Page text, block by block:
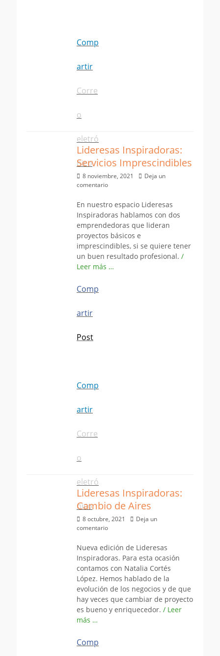
Comp
artir
Corre
o
eletró
nico
Lideresas Inspiradoras:
Servicios Imprescindibles
Publicado
el
8 noviembre, 2021
Deja un
comentario
En nuestro espacio Lideresas
Inspiradoras hablamos con dos
emprendedoras que lideran
proyectos básicos e
imprescindibles, si se quiere tener
un buen resultado profesional. /
Leer más …
Comp
artir
Post
Comp
artir
Corre
o
eletró
nico
Lideresas Inspiradoras:
Cambio de Aires
Publicado
el
8 octubre, 2021
Deja un
comentario
Nueva edición de Lideresas
Inspiradoras. Para esta ocasión
contamos con Natalia Cortés
López. Hemos hablado de la
evolución de los negocios y de que
hay veces que cambiar de proyecto
es bueno y enriquecedor. / Leer
más …
Comp